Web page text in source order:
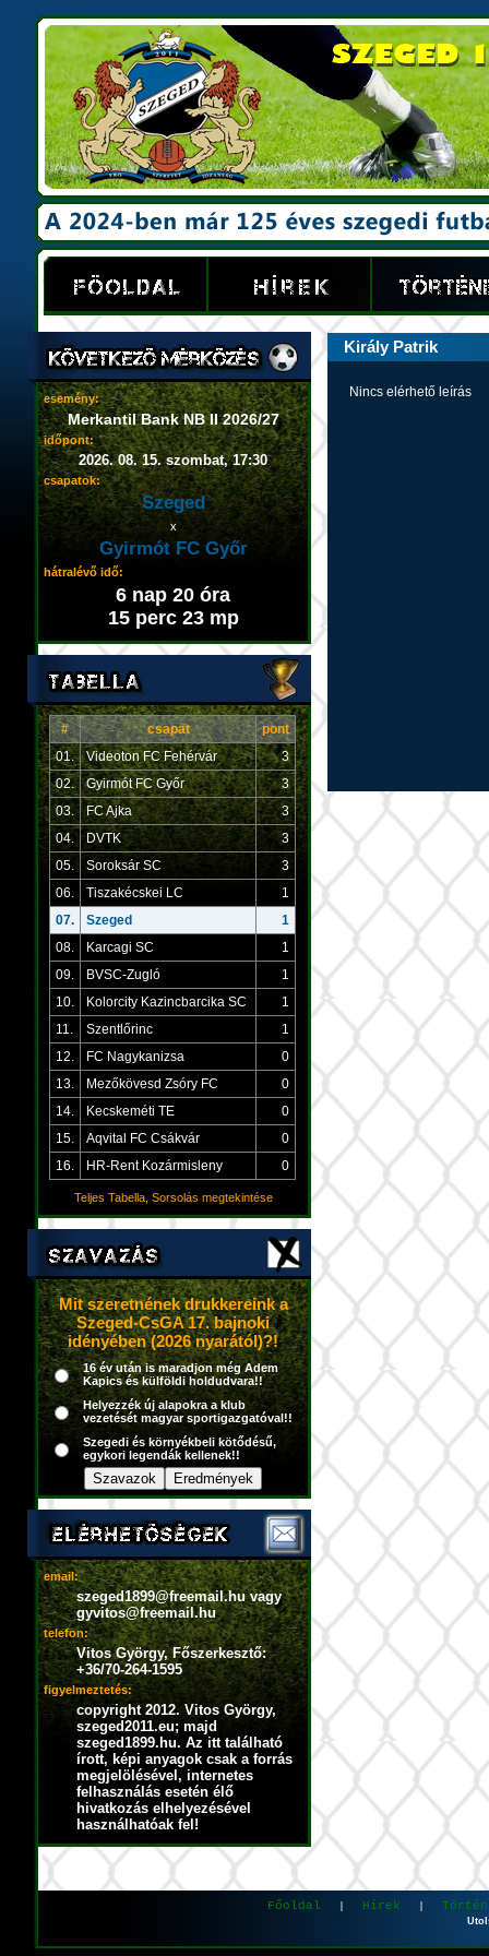
esemény:
Merkantil Bank NB II 2026/27
időpont:
2026. 08. 15. szombat, 17:30
csapatok:
Szeged
x
Gyirmót FC Győr
hátralévő idő:
6 nap 20 óra
15 perc 23 mp
# csapat
pont
01.
Videoton FC Fehérvár
3
02.
Gyirmót FC Győr
3
03.
FC Ajka
3
04.
DVTK
3
05.
Soroksár SC
3
06.
Tiszakécskei LC
1
07.
Szeged
1
08.
Karcagi SC
1
09.
BVSC-Zugló
1
10.
Kolorcity Kazincbarcika SC
1
11.
Szentlőrinc
1
12.
FC Nagykanizsa
0
13.
Mezőkövesd Zsóry FC
0
14.
Kecskeméti TE
0
15.
Aqvital FC Csákvár
0
16.
HR-Rent Kozármisleny 0
Teljes Tabella, Sorsolás megtekintése
Mit szeretnének drukkereink a
Szeged-CsGA 17. bajnoki
idényében (2026 nyarától)?!
16 év után is maradjon még Adem
Kapics és külföldi holdudvara!!
Helyezzék új alapokra a klub
vezetését magyar sportigazgatóval!!
Szegedi és környékbeli kötődésű,
egykori legendák kellenek!!
email:
szeged1899@freemail.hu vagy
gyvitos@freemail.hu
telefon:
Vitos György, Főszerkesztő:
+36/70-264-1595
figyelmeztetés:
copyright 2012. Vitos György,
szeged2011.eu; majd
szeged1899.hu. Az itt található
írott, képi anyagok csak a forrás
megjelölésével, internetes
felhasználás esetén élő
hivatkozás elhelyezésével
használhatóak fel!
Király Patrik
Nincs elérhető leírás
Főoldal Hírek